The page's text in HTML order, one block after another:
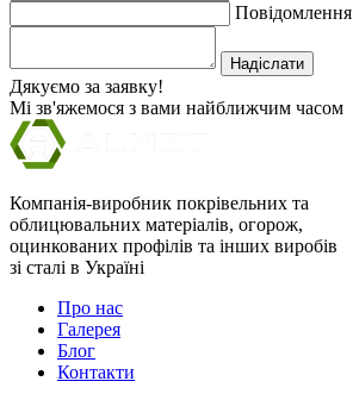
Повідомлення
Надіслати
Дякуємо за заявку!
Мі зв'яжемося з вами найближчим часом
Компанія-виробник покрівельних та
облицювальних матеріалів, огорож,
оцинкованих профілів та інших виробів
зі сталі в Україні
Про нас
Галерея
Блог
Контакти